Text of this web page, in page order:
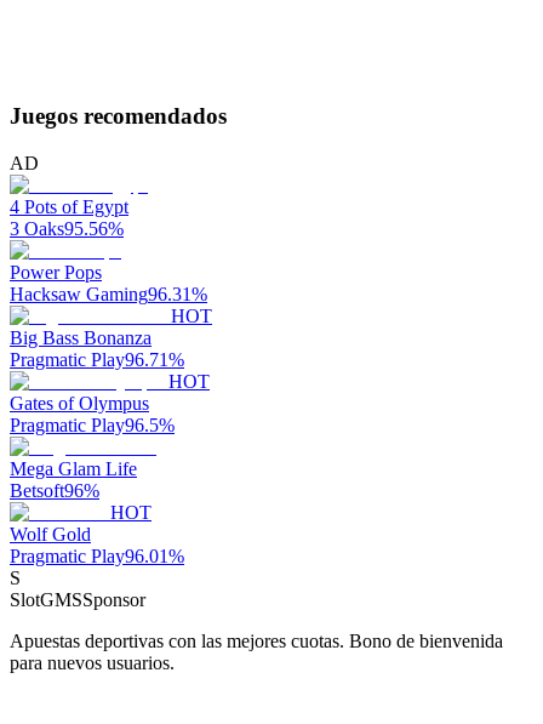
Juegos recomendados
AD
4 Pots of Egypt
3 Oaks95.56%
Power Pops
Hacksaw Gaming96.31%
HOT
Big Bass Bonanza
Pragmatic Play96.71%
HOT
Gates of Olympus
Pragmatic Play96.5%
Mega Glam Life
Betsoft96%
HOT
Wolf Gold
Pragmatic Play96.01%
S
SlotGMSSponsor
Apuestas deportivas con las mejores cuotas. Bono de bienvenida
para nuevos usuarios.